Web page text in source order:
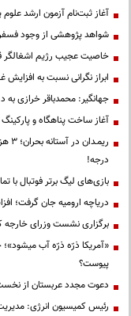
آغاز ثبت‌نام آزمون ارشد علوم
شواهد پژوهشی از وجود فسفر
خاصیت عجیب رژیم اشغالگر
ابراز نگرانی نسبت به
جهانگیر: محمدباقر خرازی به
آغاز ساخت پناهگاه و
درجه!
بازی‌های لیگ برتر فوتبال با
دریاچه ارومیه جان گرفت؛ افزایش ۷۸
برگزاری نشست وزرای
«آمریکا ذرّه ذرّه آب
پیوست؟
دعوت مجدد عربستان از
رئیس کمیسیون انرژی: